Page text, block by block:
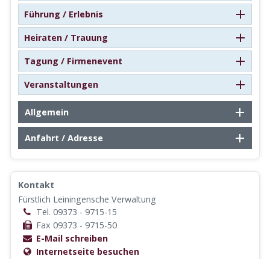
Führung / Erlebnis
Heiraten / Trauung
Tagung / Firmenevent
Veranstaltungen
Allgemein
Anfahrt / Adresse
Kontakt
Fürstlich Leiningensche Verwaltung
Tel. 09373 - 9715-15
Fax 09373 - 9715-50
E-Mail schreiben
Internetseite besuchen